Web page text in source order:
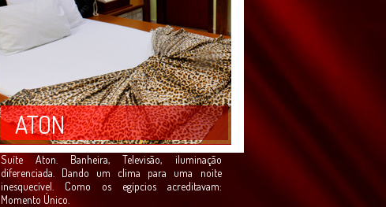
ATON
Suíte Aton. Banheira, Televisão, iluminação
diferenciada. Dando um clima para uma noite
inesquecível. Como os egípcios acreditavam:
Momento Único.